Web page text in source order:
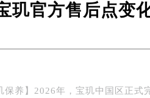
写字楼2座37层3705室（需提前
写字楼1号楼18层1803室（需提
玑官方售后点变
保养】2026年，宝玑中国区正